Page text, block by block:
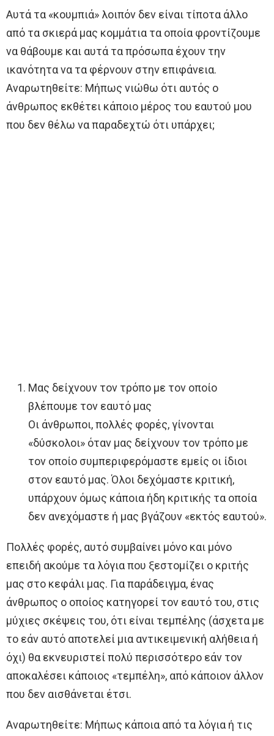
Αυτά τα «κουμπιά» λοιπόν δεν είναι τίποτα άλλο
από τα σκιερά μας κομμάτια τα οποία φροντίζουμε
να θάβουμε και αυτά τα πρόσωπα έχουν την
ικανότητα να τα φέρνουν στην επιφάνεια.
Αναρωτηθείτε: Μήπως νιώθω ότι αυτός ο
άνθρωπος εκθέτει κάποιο μέρος του εαυτού μου
που δεν θέλω να παραδεχτώ ότι υπάρχει;
Μας δείχνουν τον τρόπο με τον οποίο
βλέπουμε τον εαυτό μας
Οι άνθρωποι, πολλές φορές, γίνονται
«δύσκολοι» όταν μας δείχνουν τον τρόπο με
τον οποίο συμπεριφερόμαστε εμείς οι ίδιοι
στον εαυτό μας. Όλοι δεχόμαστε κριτική,
υπάρχουν όμως κάποια ήδη κριτικής τα οποία
δεν ανεχόμαστε ή μας βγάζουν «εκτός εαυτού».
Πολλές φορές, αυτό συμβαίνει μόνο και μόνο
επειδή ακούμε τα λόγια που ξεστομίζει ο κριτής
μας στο κεφάλι μας. Για παράδειγμα, ένας
άνθρωπος ο οποίος κατηγορεί τον εαυτό του, στις
μύχιες σκέψεις του, ότι είναι τεμπέλης (άσχετα με
το εάν αυτό αποτελεί μια αντικειμενική αλήθεια ή
όχι) θα εκνευριστεί πολύ περισσότερο εάν τον
αποκαλέσει κάποιος «τεμπέλη», από κάποιον άλλον
που δεν αισθάνεται έτσι.
Αναρωτηθείτε: Μήπως κάποια από τα λόγια ή τις